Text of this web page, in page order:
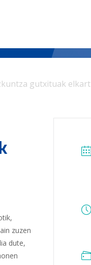
gutxituak
zuzen
dute,